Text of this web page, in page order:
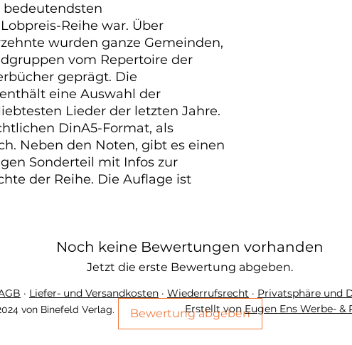
Reihe war. Über
wurden ganze Gemeinden,
vom Repertoire der
geprägt. Die
eine Auswahl der
Lieder der letzten Jahre.
DinA5-Format, als
Neben den Noten, gibt es einen
Sonderteil mit Infos zur
der Reihe. Die Auflage ist
Noch keine Bewertungen vorhanden
Jetzt die erste Bewertung abgeben.
Bewertung abgeben
· Liefer- und Versandkosten · Wiederrufsrecht · Privatsphäre und
von Binefeld Verlag. Erstellt vonEugen Ens Werbe-